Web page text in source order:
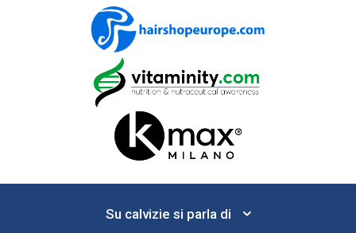
Su calvizie si parla di